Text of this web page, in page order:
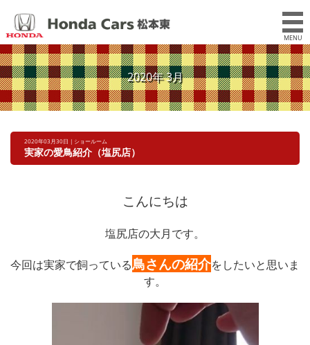
MENU
2020年 3月
2020年03月30日 | ショールーム
実家の愛鳥紹介（塩尻店）
こんにちは
塩尻店の大月です。
今回は実家で飼っている鳥さんの紹介をしたいと思いま
す。